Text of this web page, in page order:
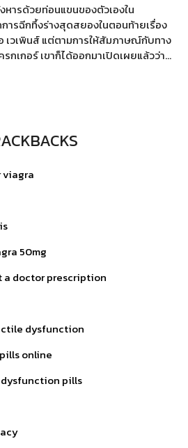
ารด้วยท่อนแขนของตัวเองใน
ารฉีกทึ้งร่างสุดสยองในตอนท้ายเรื่อง
เวเพินส์ แต่ตามการให้สัมภาษณ์กับทาง
กเกอร์ เขาก็ได้ออกมาเปิดเผยแล้วว่า…
viagra
50mg
doctor prescription
dysfunction
online
pills